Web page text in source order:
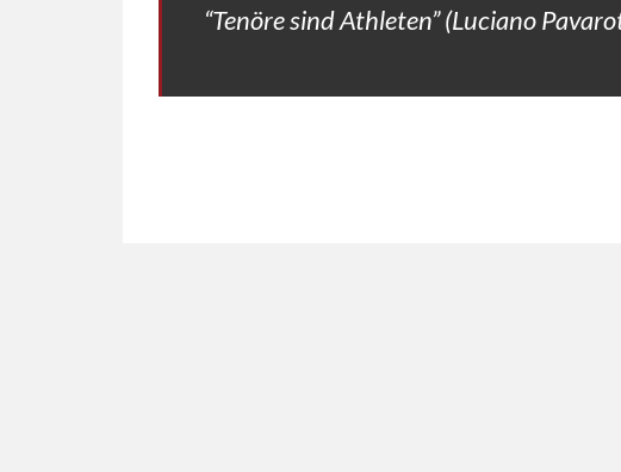
“Tenöre sind Athleten”(Luciano